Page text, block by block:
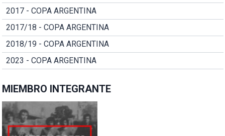
2017 - COPA ARGENTINA
2017/18 - COPA ARGENTINA
2018/19 - COPA ARGENTINA
2023 - COPA ARGENTINA
MIEMBRO INTEGRANTE